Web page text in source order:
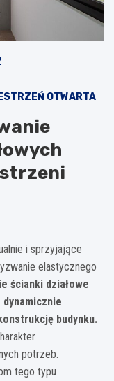
OTWARTA
i sprzyjające
elastycznego
ścianki działowe
budynku.
potrzeb.
tego typu